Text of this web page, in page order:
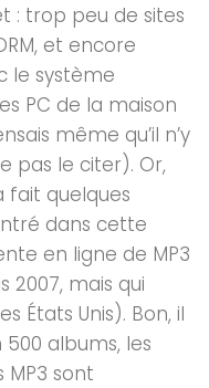
: trop peu de sites
et encore
le système
PC de la maison
même qu’il n’y
pas le citer). Or,
fait quelques
dans cette
en ligne de MP3
2007, mais qui
États Unis). Bon, il
500 albums, les
sont